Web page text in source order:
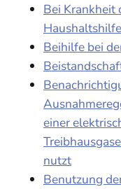
Bei Krankheit
Beihilfe bei
einer
nutzt
Benutzung